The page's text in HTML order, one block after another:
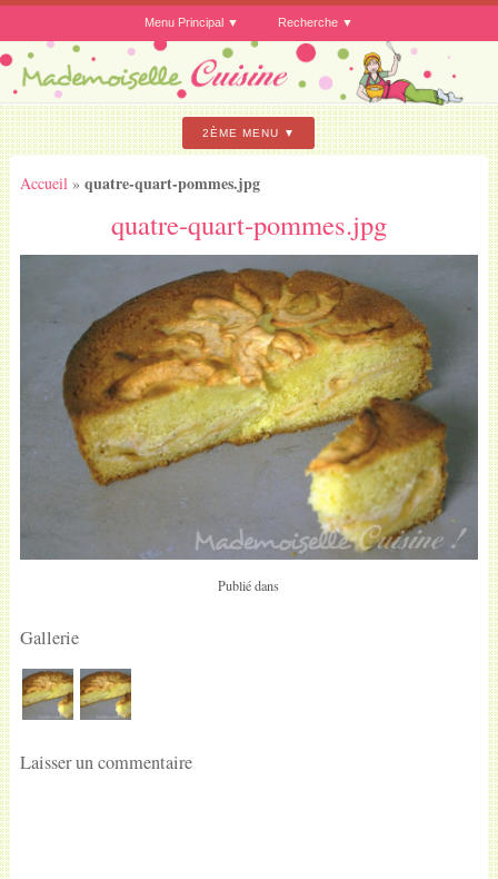
Menu Principal Recherche
2ÈME MENU
Accueil » quatre-quart-pommes.jpg
quatre-quart-pommes.jpg
Publié dans
Gallerie
Laisser un commentaire